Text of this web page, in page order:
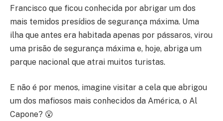
Francisco que ficou conhecida por abrigar um dos
mais temidos presídios de segurança máxima. Uma
ilha que antes era habitada apenas por pássaros, virou
uma prisão de segurança máxima e, hoje, abriga um
parque nacional que atrai muitos turistas.
E não é por menos, imagine visitar a cela que abrigou
um dos mafiosos mais conhecidos da América, o Al
Capone? 😮